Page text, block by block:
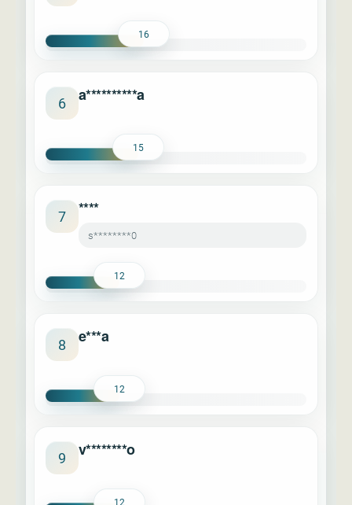
16
6 a**********a
15
7 ****
s********0
12
8 e***a
12
9 v********o
12